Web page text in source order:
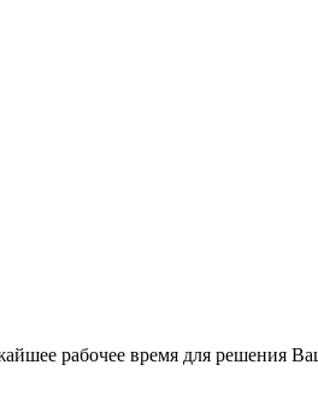
рабочее время для решения